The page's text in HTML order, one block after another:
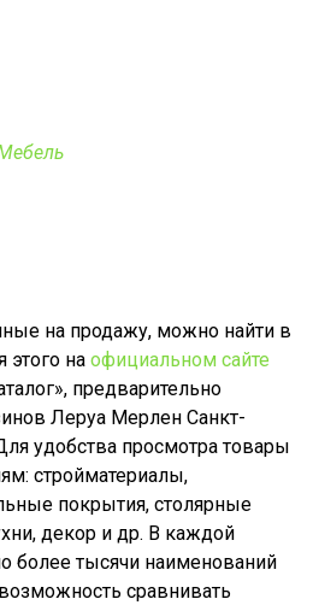
на продажу, можно найти в
этого наофициальном сайте
предварительно
Леруа Мерлен Санкт-
удобства просмотра товары
стройматериалы,
покрытия, столярные
декор и др. В каждой
более тысячи наименований
сравнивать